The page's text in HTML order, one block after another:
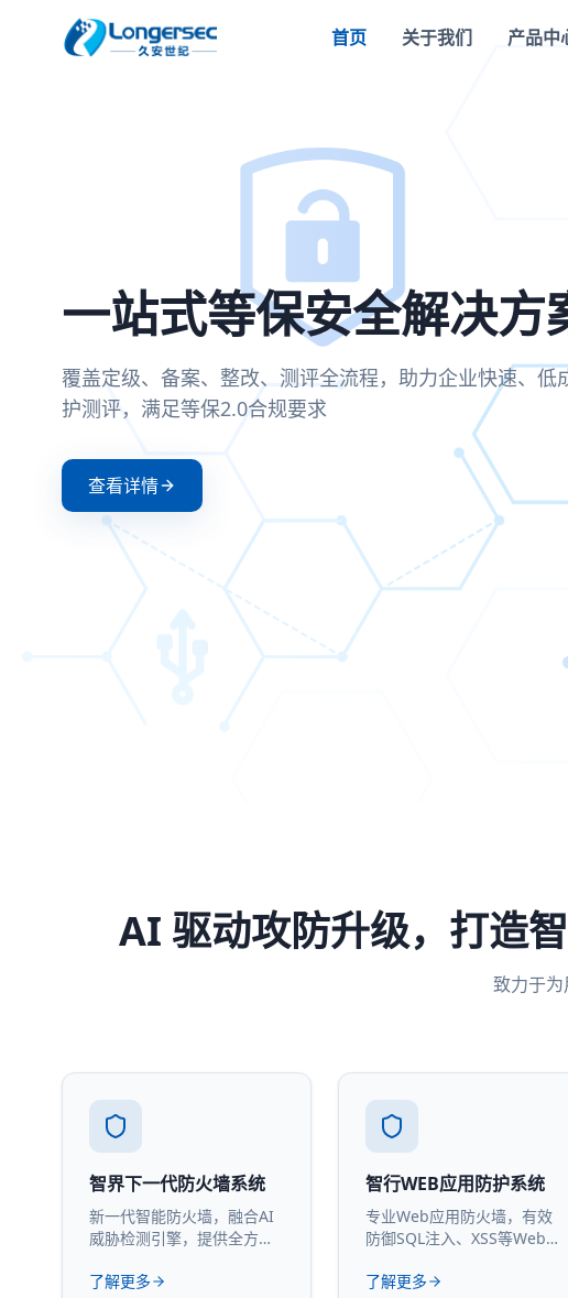
首页 关于我们 产品中
一站式等保安全解决
覆盖定级、备案、整改、测评全流程，助力企业快速
护测评，满足等保2.0合规要求
查看详情
密评合规改造方案
全面支持国密SM2/SM3/SM4算法，满足密评合规要求，
可信、可控、可审计
查看详情
两高一弱安全解决方
聚焦高危漏洞、高危端口和弱口令治理，构建主动防
防护体系
查看详情
零信任安全接入解决
基于零信任架构实现身份验证与动态授权，确保每一
证和持续评估
查看详情
AI 驱动攻防升级，打造
致力于
智界下一代防火墙系统
新一代智能防火墙，融合AI
威胁检测引擎，提供全方位
了解更多
智行WEB应用防护系统
专业Web应用防火墙，有效
防御SQL注入、XSS等Web
了解更多